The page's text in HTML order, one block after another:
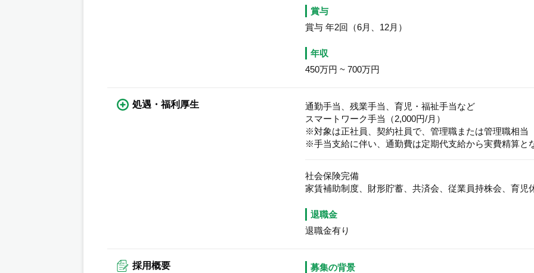
賞与
賞与 年2回（6月、12月）
年収
450万円 ~ 700万円
処遇・福利厚生
通勤手当、残業手当、育児・福祉手当など
スマートワーク手当（2,000円/月）
※対象は正社員、契約社員で、管理職または管理職相当
※手当支給に伴い、通勤費は定期代支給から実費精算と
社会保険完備
家賃補助制度、財形貯蓄、共済会、従業員持株会、育児
退職金
退職金有り
採用概要
募集の背景